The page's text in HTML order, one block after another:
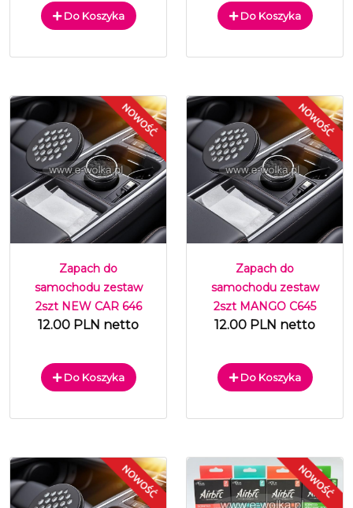
Do Koszyka Do Koszyka
Zapach do
samochodu zestaw
2szt NEW CAR 646
12.00 PLN netto
Do Koszyka
Zapach do
samochodu zestaw
2szt MANGO C645
12.00 PLN netto
Do Koszyka